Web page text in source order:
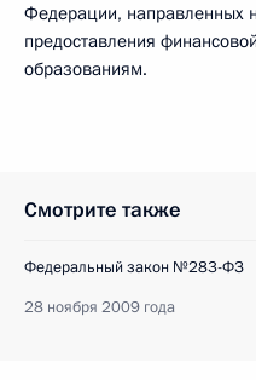
Федерации, направленных
предоставления
образованиям.
Смотрите также
Федеральный закон №283-ФЗ
28 ноября 2009 года